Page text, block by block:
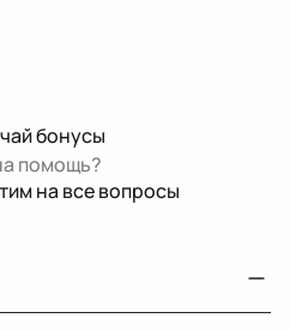
бонусы
помощь?
на все вопросы